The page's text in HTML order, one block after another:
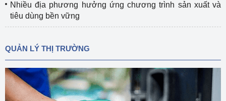
Nhiều địa phương hưởng ứng chương trình sản xuất và
tiêu dùng bền vững
QUẢN LÝ THỊ TRƯỜNG